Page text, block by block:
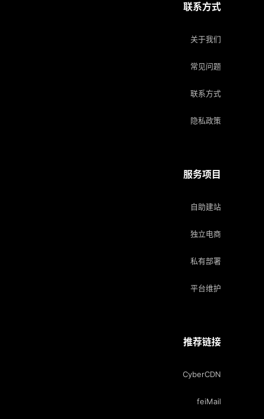
联系方式
关于我们
常见问题
联系方式
隐私政策
服务项目
自助建站
独立电商
私有部署
平台维护
推荐链接
CyberCDN
feiMail